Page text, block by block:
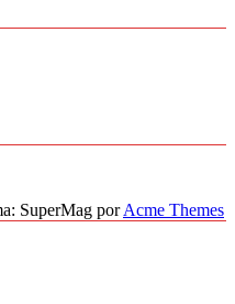
SuperMag porAcme Themes